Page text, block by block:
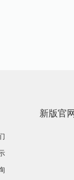
新版官